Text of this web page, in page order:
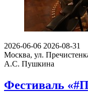
2026-06-06 2026-08-31
Москва, ул.
А.С. Пушкина
Фестиваль